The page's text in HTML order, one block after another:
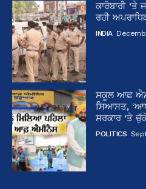
ਕਾਰੋਬਾਰੀ ‘ਤੇ
ਰਹੀ
INDIA
ਸਕੂਲ ਆਫ਼
ਸਿਆਸਤ,
ਸਰਕਾਰ ‘ਤੇ
POLITICS